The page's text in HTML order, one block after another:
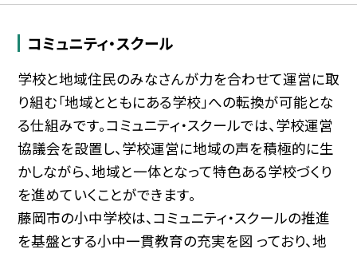
コミュニティ・スクール
学校と地域住民のみなさんが力を合わせて運営に取
り組む「地域とともにある学校」への転換が可能とな
る仕組みです。コミュニティ・スクールでは、学校運営
協議会を設置し、学校運営に地域の声を積極的に生
かしながら、地域と一体となって特色ある学校づくり
を進めていくことができます。
藤岡市の小中学校は、コミュニティ・スクールの推進
を基盤とする小中一貫教育の充実を図 っており、地